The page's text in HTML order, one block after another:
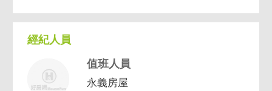
經紀人員
值班人員
永義房屋